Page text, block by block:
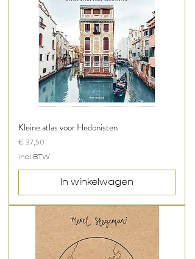
Kleine atlas voor Hedonisten
Prijs
€ 37,50
incl.BTW
In winkelwagen